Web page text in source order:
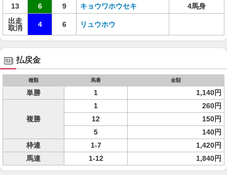
13
6 9 キョウワホウセキ
4馬身
出走
取消
4 6 リュウホウ
払戻金
種類 馬番 金額
単勝 1 1,140円
複勝
1
260円
12
150円
5
140円
枠連
1-7
1,420円
馬連
1-12 1,840円